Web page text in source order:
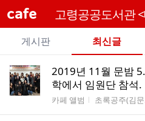
cafe
카
페
메
게시판 최신글
전
체
글
2019년 11월 문밤
학에서 임원단 참석.
게시판명
카페 앨범 작성자
초록공주(김